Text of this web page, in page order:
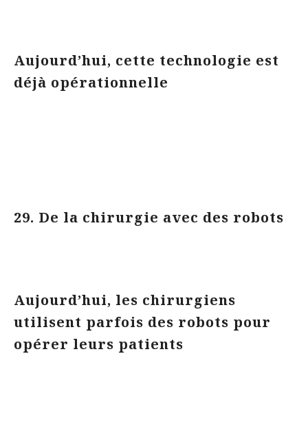
Aujourd’hui, cette technologie est
déjà opérationnelle
29. De la chirurgie avec des robots
Aujourd’hui, les chirurgiens
utilisent parfois des robots pour
opérer leurs patients